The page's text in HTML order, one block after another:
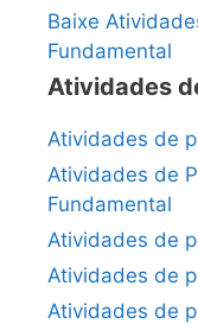
Baixe
Fundamental
Atividades
Atividades de
Atividades de
Fundamental
Atividades de
Atividades de
Atividades de